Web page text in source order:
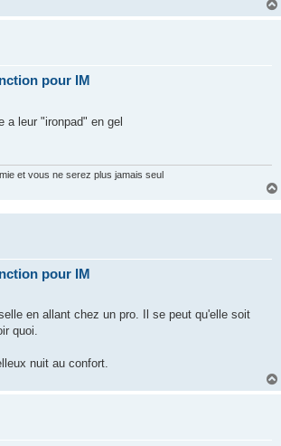
pour IM
a leur "ironpad" en gel
et vous ne serez plus jamais seul
pour IM
en allant chez un pro. Il se peut qu'elle soit
quoi.
nuit au confort.